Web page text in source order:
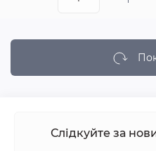
Слідкуйте за